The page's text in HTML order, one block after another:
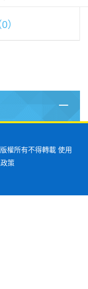
）
權所有不得轉載 使用
策